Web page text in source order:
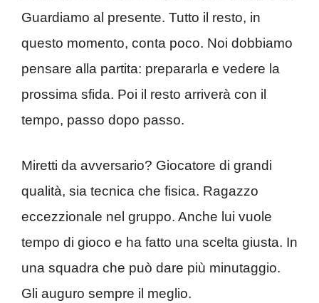
Guardiamo al presente. Tutto il resto, in
questo momento, conta poco. Noi dobbiamo
pensare alla partita: prepararla e vedere la
prossima sfida. Poi il resto arriverà con il
tempo, passo dopo passo.
Miretti da avversario? Giocatore di grandi
qualità, sia tecnica che fisica. Ragazzo
eccezzionale nel gruppo. Anche lui vuole
tempo di gioco e ha fatto una scelta giusta. In
una squadra che può dare più minutaggio.
Gli auguro sempre il meglio.